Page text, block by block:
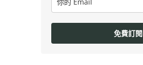
免費訂閱